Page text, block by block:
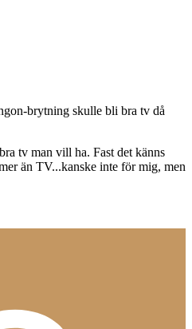
brytning skulle bli bra tv då
tv man vill ha. Fast det känns
än TV...kanske inte för mig, men